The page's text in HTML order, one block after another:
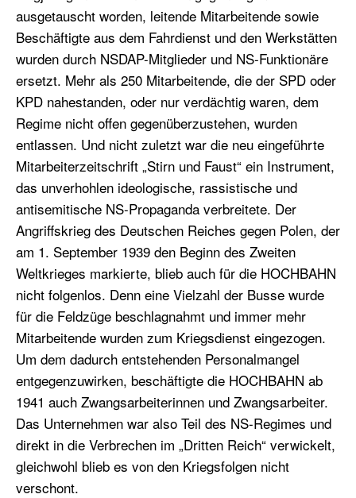
ausgetauscht worden, leitende Mitarbeitende sowie
Beschäftigte aus dem Fahrdienst und den Werkstätten
wurden durch NSDAP-Mitglieder und NS-Funktionäre
ersetzt. Mehr als 250 Mitarbeitende, die der SPD oder
KPD nahestanden, oder nur verdächtig waren, dem
Regime nicht offen gegenüberzustehen, wurden
entlassen. Und nicht zuletzt war die neu eingeführte
Mitarbeiterzeitschrift „Stirn und Faust“ ein Instrument,
das unverhohlen ideologische, rassistische und
antisemitische NS-Propaganda verbreitete. Der
Angriffskrieg des Deutschen Reiches gegen Polen, der
am 1. September 1939 den Beginn des Zweiten
Weltkrieges markierte, blieb auch für die HOCHBAHN
nicht folgenlos. Denn eine Vielzahl der Busse wurde
für die Feldzüge beschlagnahmt und immer mehr
Mitarbeitende wurden zum Kriegsdienst eingezogen.
Um dem dadurch entstehenden Personalmangel
entgegenzuwirken, beschäftigte die HOCHBAHN ab
1941 auch Zwangsarbeiterinnen und Zwangsarbeiter.
Das Unternehmen war also Teil des NS-Regimes und
direkt in die Verbrechen im „Dritten Reich“ verwickelt,
gleichwohl blieb es von den Kriegsfolgen nicht
verschont.